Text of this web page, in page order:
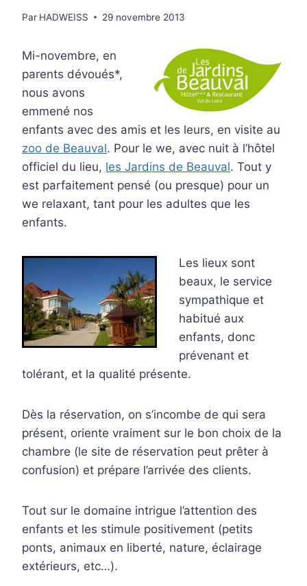
Par HADWEISS 29 novembre 2013
Mi-novembre, en
parents dévoués*,
nous avons
emmené nos
enfants avec des amis et les leurs, en visite au
zoo de Beauval. Pour le we, avec nuit à l’hôtel
officiel du lieu, les Jardins de Beauval. Tout y
est parfaitement pensé (ou presque) pour un
we relaxant, tant pour les adultes que les
enfants.
Les lieux sont
beaux, le service
sympathique et
habitué aux
enfants, donc
prévenant et
tolérant, et la qualité présente.
Dès la réservation, on s’incombe de qui sera
présent, oriente vraiment sur le bon choix de la
chambre (le site de réservation peut prêter à
confusion) et prépare l’arrivée des clients.
Tout sur le domaine intrigue l’attention des
enfants et les stimule positivement (petits
ponts, animaux en liberté, nature, éclairage
extérieurs, etc…).